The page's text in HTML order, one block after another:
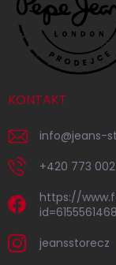
KONTAKT
info@jeans-
+420 773
https://
jeansstorecz